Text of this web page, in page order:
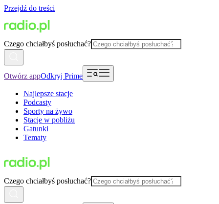
Przejdź do treści
Czego chciałbyś posłuchać?
Otwórz appOdkryj Prime
Najlepsze stacje
Podcasty
Sporty na żywo
Stacje w pobliżu
Gatunki
Tematy
Czego chciałbyś posłuchać?